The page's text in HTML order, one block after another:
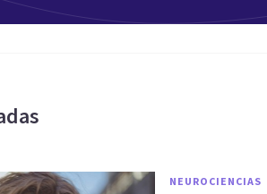
NEUROCIENCIAS